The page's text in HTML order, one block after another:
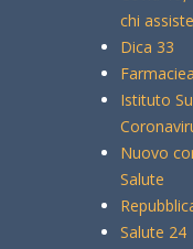
chi
Dica 33
Istituto
Nuovo
Salute
Salute 24